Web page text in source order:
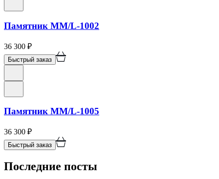
Памятник ММ/L-1002
36 300 ₽
Быстрый заказ
Памятник ММ/L-1005
36 300 ₽
Быстрый заказ
Последние посты